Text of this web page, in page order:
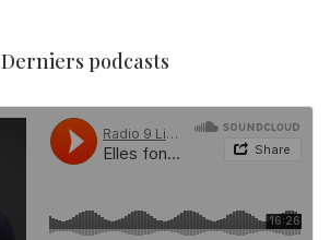
Derniers podcasts